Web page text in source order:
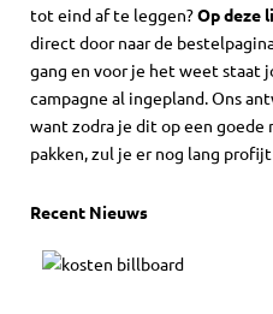
tot eind af te leggen?Op deze
direct door naar de
gang en voor je het weet staat
campagne al ingepland. Ons
want zodra je dit op een goede
pakken, zul je er nog lang
Recent Nieuws